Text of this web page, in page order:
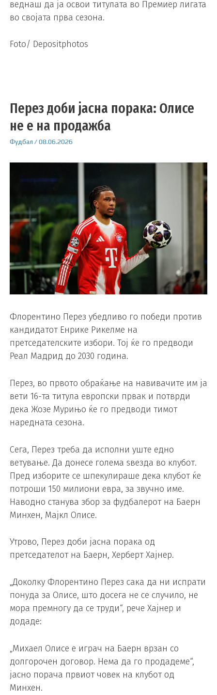
веднаш да ја освои титулата во Премиер лигата
во својата прва сезона.
Foto/ Depositphotos
Перез доби јасна порака: Олисе
не е на продажба
Фудбал /08.06.2026
Флорентино Перез убедливо го победи против
кандидатот Енрике Рикелме на
претседателските избори. Тој ќе го предводи
Реал Мадрид до 2030 година.
Перез, во првото обраќање на навивачите им ја
вети 16-та титула европски првак и потврди
дека Жозе Мурињо ќе го предводи тимот
наредната сезона.
Сега, Перез треба да исполни уште едно
ветување. Да донесе голема ѕвезда во клубот.
Пред изборите се шпекулираше дека клубот ќе
потроши 150 милиони евра, за звучно име.
Наводно станува збор за фудбалерот на Баерн
Минхен, Мајкл Олисе.
Утрово, Перез доби јасна порака од
претседателот на Баерн, Херберт Хајнер.
„Доколку Флорентино Перез сака да ни испрати
понуда за Олисе, што досега не се случило, не
мора премногу да се труди“, рече Хајнер и
додаде:
„Михаел Олисе е играч на Баерн врзан со
долгорочен договор. Нема да го продадеме“,
јасно порача првиот човек на клубот од
Минхен.